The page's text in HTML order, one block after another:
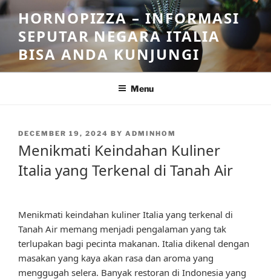
Skip
to
content
HORNOPIZZA – INFORMASI
SEPUTAR NEGARA ITALIA
BISA ANDA KUNJUNGI
Menu
POSTED
DECEMBER 19, 2024 BY ADMINHOM
Menikmati Keindahan Kuliner
Italia yang Terkenal di Tanah Air
Menikmati keindahan kuliner Italia yang terkenal di
Tanah Air memang menjadi pengalaman yang tak
terlupakan bagi pecinta makanan. Italia dikenal dengan
masakan yang kaya akan rasa dan aroma yang
menggugah selera. Banyak restoran di Indonesia yang